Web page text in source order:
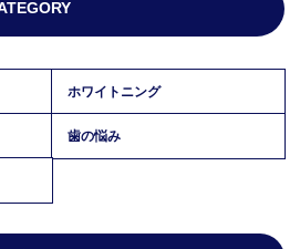
ホワイトニング
歯の悩み